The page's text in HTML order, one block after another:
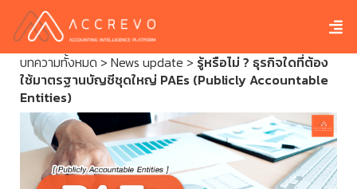
บทความทั้งหมด > News update > รู้หรือไม่ ? ธุรกิจใดที่ต้อง
ใช้มาตรฐานบัญชีชุดใหญ่ PAEs (Publicly Accountable
Entities)